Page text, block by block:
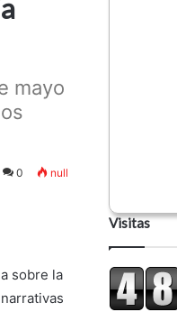
mayo
0 null
sobre la
Visitas